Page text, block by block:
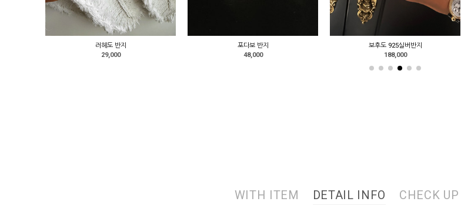
러헤도 반지
29,000
포다보 반지
48,000
보후도 925실버반지
188,000
WITH ITEM DETAIL INFO CHECK UP